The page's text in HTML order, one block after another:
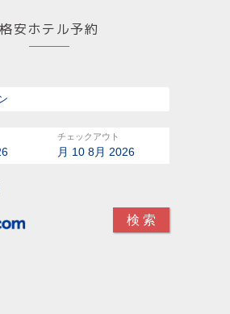
格安ホテル予約
チェックアウト
月 10 8月 2026